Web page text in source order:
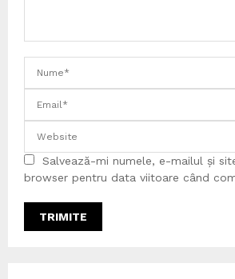
Salvează-mi numele, e-mailul și
browser pentru data viitoare când